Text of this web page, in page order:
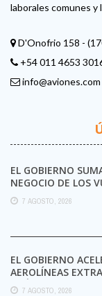
laborales comunes
D'Onofrio 158 -
+54 011 4653
info@aviones.com
EL GOBIERNO
NEGOCIO DE LOS
7 AGOSTO, 2026
EL GOBIERNO
AEROLÍNEAS
TRÁMITES
7 AGOSTO, 2026